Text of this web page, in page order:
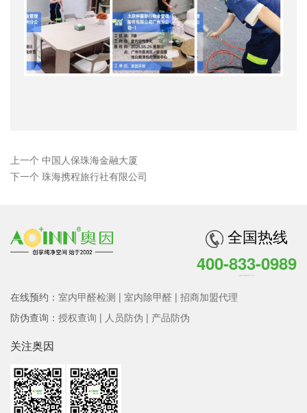
上一个 中国人保珠海金融大厦
下一个 珠海携程旅行社有限公司
全国热线
400-833-0989
在线预约： 室内甲醛检测 | 室内除甲醛 | 招商加盟代理
防伪查询： 授权查询 | 人员防伪 | 产品防伪
关注奥因